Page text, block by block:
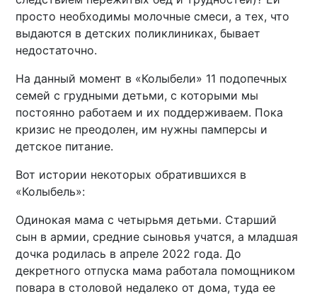
просто необходимы молочные смеси, а тех, что
выдаются в детских поликлиниках, бывает
недостаточно.
На данный момент в «Колыбели» 11 подопечных
семей с грудными детьми, с которыми мы
постоянно работаем и их поддерживаем. Пока
кризис не преодолен, им нужны памперсы и
детское питание.
Вот истории некоторых обратившихся в
«Колыбель»:
Одинокая мама с четырьмя детьми. Старший
сын в армии, средние сыновья учатся, а младшая
дочка родилась в апреле 2022 года. До
декретного отпуска мама работала помощником
повара в столовой недалеко от дома, туда ее